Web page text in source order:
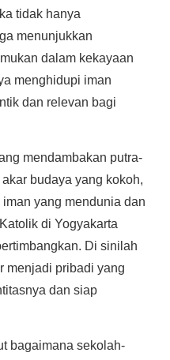
tidak hanya
menunjukkan
dalam kekayaan
menghidupi iman
dan relevan bagi
mendambakan putra-
budaya yang kokoh,
yang mendunia dan
di Yogyakarta
Di sinilah
menjadi pribadi yang
dan siap
bagaimana sekolah-